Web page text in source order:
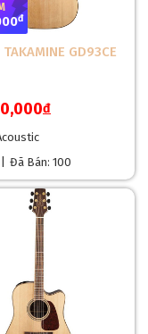
đ
GD93CE
đ
Đã Bán: 100